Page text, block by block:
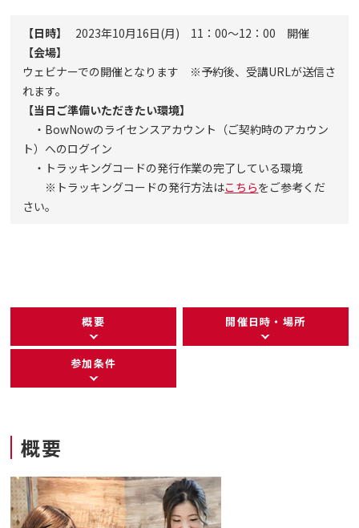
マニュアルサイト
【日時】
2023年10月16日(月) 11：00～12：00 開催
【会場】
ウェビナーでの開催となります ※予約後、受講URLが送信さ
れます。
【当日ご準備いただきたい環境】
・BowNowのライセンスアカウント（ご契約時のアカウン
ト）へのログイン
・トラッキングコードの発行作業の完了している環境
※トラッキングコードの発行方法はこちらをご参考くだ
さい。
概要 開催日時・場所
参加条件
概要